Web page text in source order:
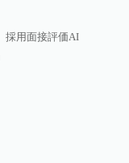
採用面接評価AI